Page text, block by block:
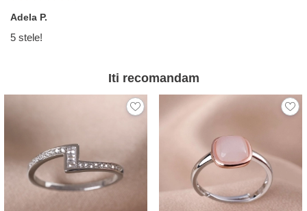
Adela P.
5 stele!
Iti recomandam